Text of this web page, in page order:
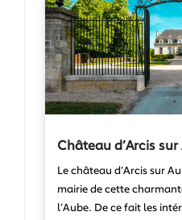
Château d’Arcis sur
Le château d’Arcis sur
mairie de cette
l’Aube. De ce fait les